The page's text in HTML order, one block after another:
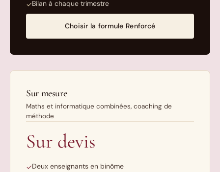
✓Bilan à chaque trimestre
Choisir la formule Renforcé
Sur mesure
Maths et informatique combinées, coaching de
méthode
Sur devis
✓Deux enseignants en binôme